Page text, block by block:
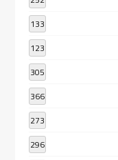
133
123
305
366
273
296